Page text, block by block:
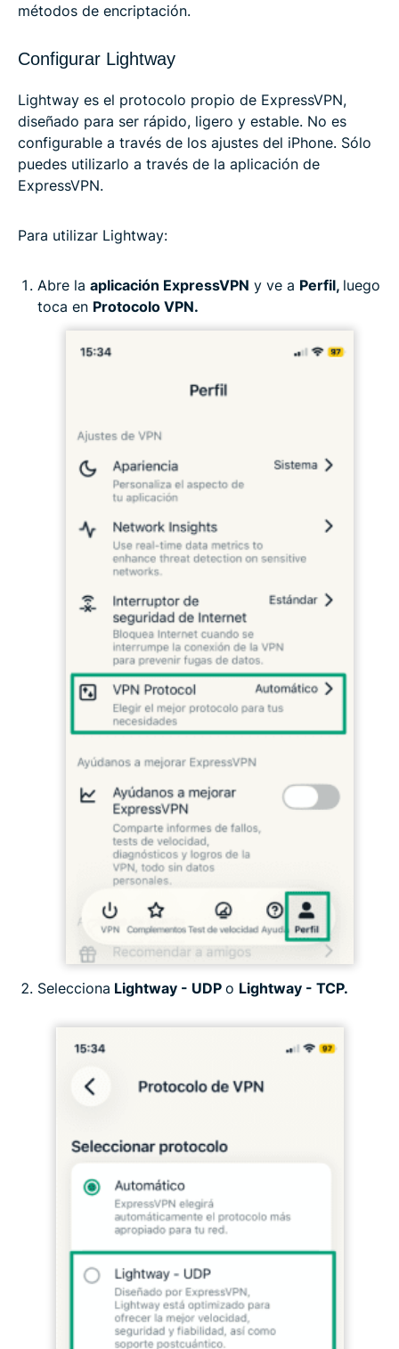
métodos de encriptación.
Configurar Lightway
Lightway es el protocolo propio de ExpressVPN,
diseñado para ser rápido, ligero y estable. No es
configurable a través de los ajustes del iPhone. Sólo
puedes utilizarlo a través de la aplicación de
ExpressVPN.
Para utilizar Lightway:
Abre la aplicación ExpressVPN y ve a Perfil, luego
toca en Protocolo VPN.
Selecciona Lightway - UDP o Lightway - TCP.